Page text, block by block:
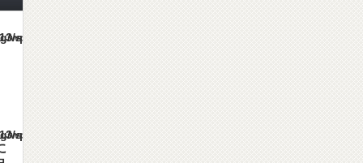
single.php
single.php